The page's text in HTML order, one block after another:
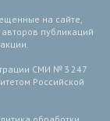
на сайте,
публикаций
СМИ № 3 247
Российской